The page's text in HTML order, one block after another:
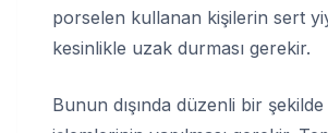
porselen kullanan kişilerin sert
kesinlikle uzak durması gerekir.
Bunun dışında düzenli bir